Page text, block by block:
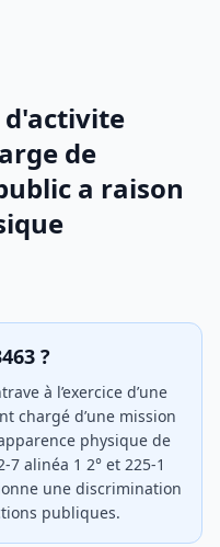
d'activite
de
a raison
?
à l’exercice d’une
chargé d’une mission
physique de
alinéa 1 2° et 225-1
une discrimination
publiques.